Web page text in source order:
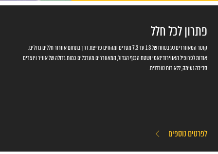
פתרון לכל חלל
קוטר המאווררים נע בטווח של 1.3 עד 7.3 מטרים ומהווים פריצת דרך בתחום אוורור חללים גדולים.
אודות לפרופיל האווירודינאמי ושטח הכנף הגדול, המאווררים מערבלים כמות גדולה של אוויר ויוצרים
סביבה נעימה, ללא רוח טורדנית.
לפרטים נוספים